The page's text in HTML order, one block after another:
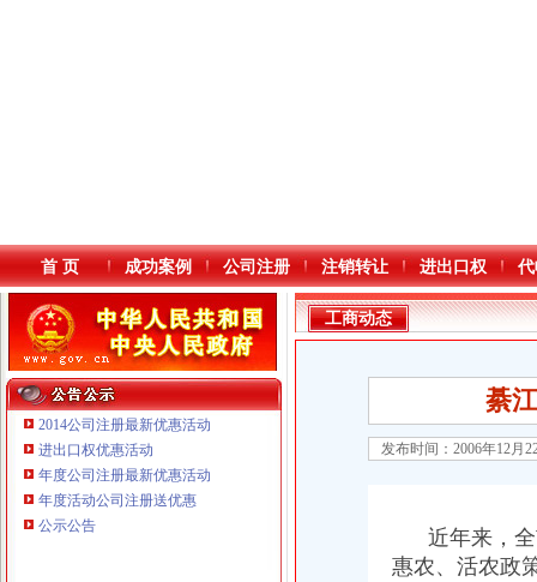
本站导航
首 页 成功案例 公司注册 注销转让 进出口权
2014公司注册最新优惠活动
进出口权优惠活动
年度公司注册最新优惠活动
年度活动公司注册送优惠
公示公告
重庆鸽牌电线电缆有限公司 渝北10010万 (进出口权)
重庆傲志众达投资咨询有限责任公司 渝九1000万 （增资）
工商动态
綦
发布时间：2006年12月
近年来，全
惠农、活农政